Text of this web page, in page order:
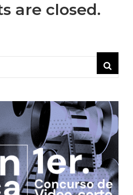
are closed.